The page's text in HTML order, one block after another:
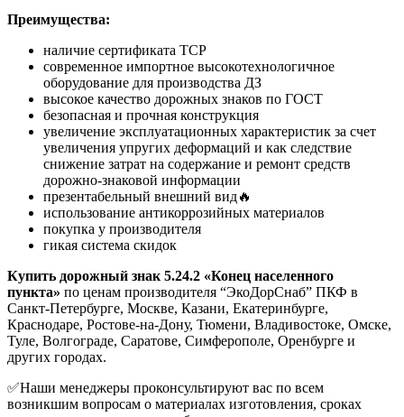
Преимущества:
наличие сертификата ТСР
современное импортное высокотехнологичное
оборудование для производства ДЗ
высокое качество дорожных знаков по ГОСТ
безопасная и прочная конструкция
увеличение эксплуатационных характеристик за счет
увеличения упругих деформаций и как следствие
снижение затрат на содержание и ремонт средств
дорожно-знаковой информации
презентабельный внешний вид🔥
использование антикоррозийных материалов
покупка у производителя
гикая система скидок
Купить дорожный знак 5.24.2 «Конец населенного
пункта» по ценам производителя “ЭкоДорСнаб” ПКФ в
Санкт-Петербурге, Москве, Казани, Екатеринбурге,
Краснодаре, Ростове-на-Дону, Тюмени, Владивостоке, Омске,
Туле, Волгограде, Саратове, Симферополе, Оренбурге и
других городах.
✅Наши менеджеры проконсультируют вас по всем
возникшим вопросам о материалах изготовления, сроках